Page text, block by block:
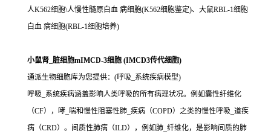
人K562细胞\人慢性髓原白血 病细胞(K562细胞鉴定)、大鼠RBL-1细胞
白血 病细胞(RBL-1细胞培养)
小鼠肾_脏细胞mIMCD-3细胞 (IMCD3传代细胞)
通派生物细胞库为您提供：(呼吸_系统疾病模型)
呼吸_系统疾病涵盖影响人类呼吸的所有病理状况。例如囊性纤维化
（CF），哮_喘和慢性阻塞性肺_疾病（COPD）之类的慢性呼吸_道疾
病（CRD）。间质性肺病（ILD），例如肺_纤维化，是影响间质的肺